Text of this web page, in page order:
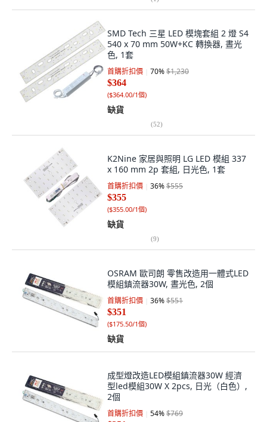
SMD Tech 三星 LED 模塊套組 2 燈 S4
540 x 70 mm 50W+KC 轉換器, 晝光
色, 1套
首購折扣價 70%$1,230
$364
($364.00/1個)
缺貨
(52)
K2Nine 家居與照明 LG LED 模組 337
x 160 mm 2p 套組, 日光色, 1套
首購折扣價 36%$555
$355
($355.00/1個)
缺貨
(9)
OSRAM 歐司朗 零售改造用一體式LED
模組鎮流器30W, 晝光色, 2個
首購折扣價 36%$551
$351
($175.50/1個)
缺貨
成型燈改造LED模組鎮流器30W 經濟
型led模組30W X 2pcs, 日光（白色）,
2個
首購折扣價 54%$769